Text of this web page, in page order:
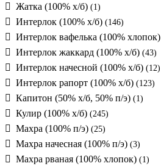
Жатка (100% х/б) (1)
Интерлок (100% х/б) (146)
Интерлок вафелька (100% хлопок)
Интерлок жаккард (100% х/б) (43)
Интерлок начесной (100% х/б) (12)
Интерлок рапорт (100% х/б) (123)
Капитон (50% х/б, 50% п/э) (1)
Кулир (100% х/б) (245)
Махра (100% п/э) (25)
Махра начесная (100% п/э) (3)
Махра рваная (100% хлопок) (1)